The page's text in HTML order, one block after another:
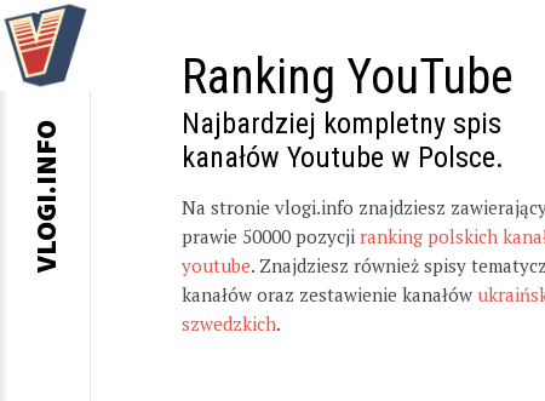
Ranking YouTube
Najbardziej kompletny spis
kanałów Youtube w Polsce.
Na stronie vlogi.info znajdziesz
prawie 50000 pozycji ranking polskich
youtube. Znajdziesz również spisy
kanałów oraz zestawienie kanałów
szwedzkich.
VLOGI.INFO